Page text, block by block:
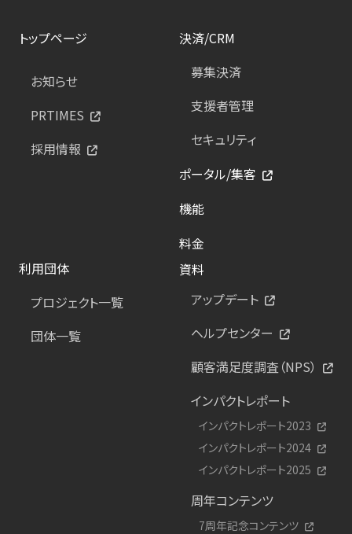
トップページ
お知らせ
PRTIMES
採用情報
決済/CRM
募集決済
支援者管理
セキュリティ
ポータル/集客
機能
料金
利用団体
プロジェクト一覧
団体一覧
資料
アップデート
ヘルプセンター
顧客満足度調査（NPS）
インパクトレポート
インパクトレポート2023
インパクトレポート2024
インパクトレポート2025
周年コンテンツ
7周年記念コンテンツ